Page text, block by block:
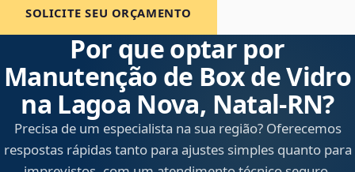
SOLICITE SEU ORÇAMENTO
Por que optar por
Manutenção de Box de Vidro
na Lagoa Nova, Natal‑RN?
Precisa de um especialista na sua região? Oferecemos
respostas rápidas tanto para ajustes simples quanto para